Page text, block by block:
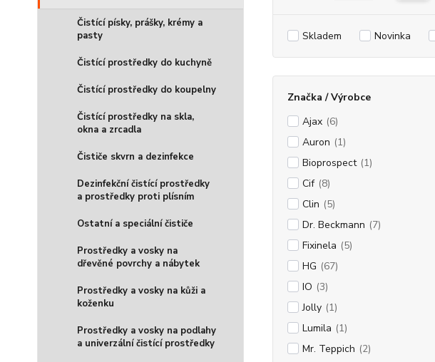
Čistící písky, prášky, krémy a
pasty
Čistící prostředky do kuchyně
Čistící prostředky do koupelny
Čistící prostředky na skla,
okna a zrcadla
Čističe skvrn a dezinfekce
Dezinfekční čistící prostředky
a prostředky proti plísním
Ostatní a speciální čističe
Prostředky a vosky na
dřevěné povrchy a nábytek
Prostředky a vosky na kůži a
koženku
Prostředky a vosky na podlahy
a univerzální čistící prostředky
Skladem Novinka
Značka / Výrobce
Ajax (6)
Auron (1)
Bioprospect (1)
Cif (8)
Clin (5)
Dr. Beckmann (7)
Fixinela (5)
HG (67)
IO (3)
Jolly (1)
Lumila (1)
Mr. Teppich (2)